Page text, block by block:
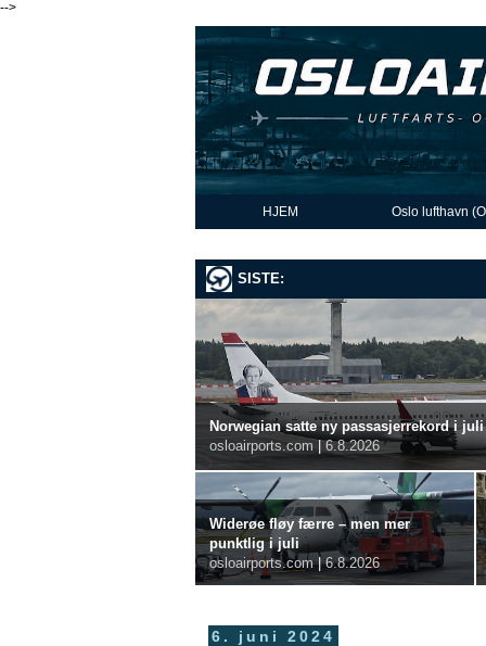
-->
HJEM Oslo lufthavn
SISTE:
Norwegian satte ny passasjerrekord i juli
osloairports.com
6.8.2026
Widerøe fløy færre – men mer
punktlig i juli
osloairports.com | 6.8.2026
6. juni 2024